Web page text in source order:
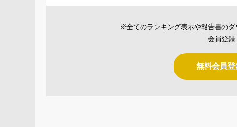
※全てのランキング表示や報告書のダ
会員登録
無料会員登